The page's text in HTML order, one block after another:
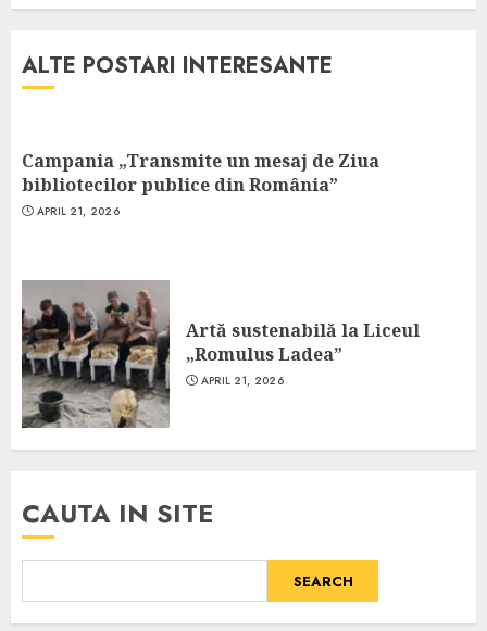
ALTE POSTARI INTERESANTE
Campania „Transmite un mesaj de Ziua
bibliotecilor publice din România”
APRIL 21, 2026
Artă sustenabilă la Liceul
„Romulus Ladea”
APRIL 21, 2026
CAUTA IN SITE
SEARCH